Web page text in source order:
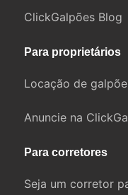
ClickGalpões Blog
Para proprietários
Locação de
Anuncie na
Para corretores
Seja um corretor